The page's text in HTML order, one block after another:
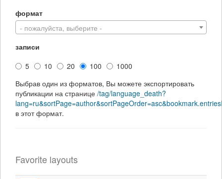
формат
- пожалуйста, выберите -
записи
5
10 20 100
1000
Выбрав один из форматов, Вы можете экспортировать
публикации на странице /tag/language_death?
в этот формат.
Favorite layouts